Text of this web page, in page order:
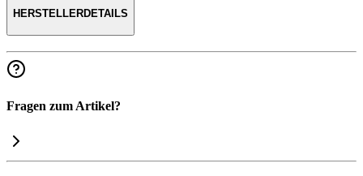
HERSTELLERDETAILS
Fragen zum Artikel?